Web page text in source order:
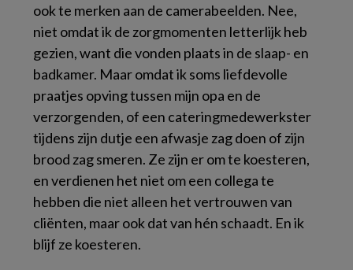
ook te merken aan de camerabeelden. Nee,
niet omdat ik de zorgmomenten letterlijk heb
gezien, want die vonden plaats in de slaap- en
badkamer. Maar omdat ik soms liefdevolle
praatjes opving tussen mijn opa en de
verzorgenden, of een cateringmedewerkster
tijdens zijn dutje een afwasje zag doen of zijn
brood zag smeren. Ze zijn er om te koesteren,
en verdienen het niet om een collega te
hebben die niet alleen het vertrouwen van
cliënten, maar ook dat van hén schaadt. En ik
blijf ze koesteren.